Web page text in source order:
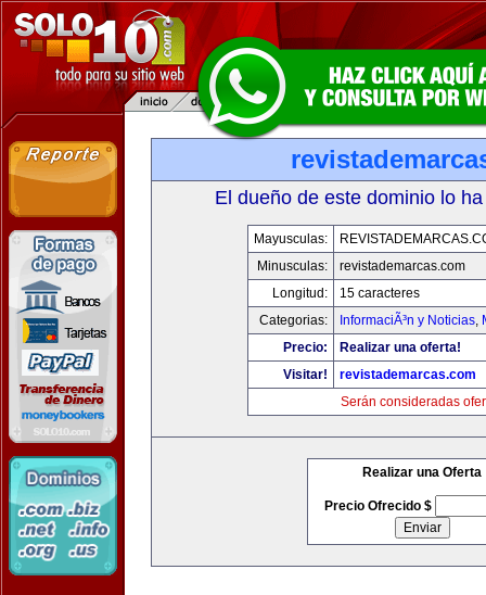
El dueño de este dominio lo
Mayusculas:
Minusculas:
revistademarcas.com
Longitud:
15 caracteres
Categorias:
InformaciÃ³n y Noticias,
Precio:
Realizar una oferta!
Visitar!
revistademarcas.com
Serán consideradas
Realizar una Oferta
Precio Ofrecido $